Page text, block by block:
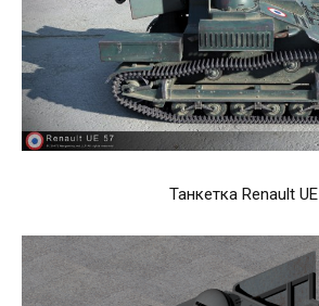
Танкетка Renault UE